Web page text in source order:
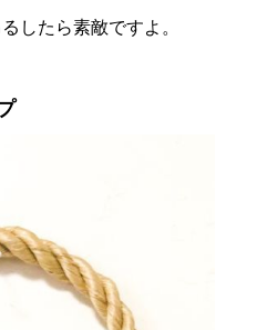
したら素敵ですよ。